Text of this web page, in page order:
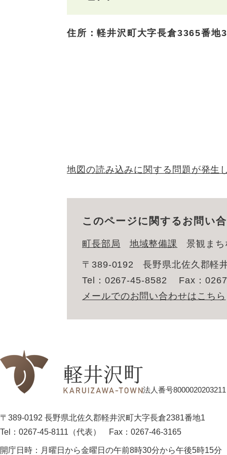
住所：軽井沢町大字長倉3365番地
地図の読み込みに関する問題が発生
このページに関するお問い
町長部局 地域整備課 景観ま
〒389-0192
長野県北佐久郡軽
Tel：0267-45-8582
Fax：
メールでのお問い合わせはこちら
法人番号8000020203211
〒389-0192 長野県北佐久郡軽井沢町大字長倉2381番地1
Tel：0267-45-8111（代表）
Fax：0267-46-3165
開庁日時： 月曜日から金曜日の午前8時30分から午後5時15分